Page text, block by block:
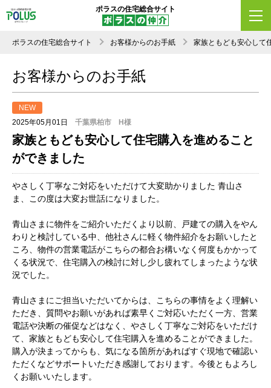
ポラスの住宅総合サイト
ポラスの住宅総合サイト お客様からのお手紙 家族ともども安心して
お客様からのお手紙
2025年05月01日 千葉県柏市 H様
NEW
家族ともども安心して住宅購入を進めること
ができました
やさしく丁寧なご対応をいただけて大変助かりました 青山さ
ま、この度は大変お世話になりました。
青山さまに物件をご紹介いただくより以前、戸建ての購入をやん
わりと検討している中、他社さんに軽く物件紹介をお願いしたと
ころ、物件の営業電話がこちらの都合お構いなく何度もかかって
くる状況で、住宅購入の検討に対し少し疲れてしまったような状
況でした。
青山さまにご担当いただいてからは、こちらの事情をよく理解い
ただき、質問やお願いがあれば素早くご対応いただく一方、営業
電話や決断の催促などはなく、やさしく丁寧なご対応をいただけ
て、家族ともども安心して住宅購入を進めることができました。
購入が決まってからも、気になる箇所があればすぐ現地で確認い
ただくなどサポートいただき感謝しております。今後ともよろし
くお願いいたします。